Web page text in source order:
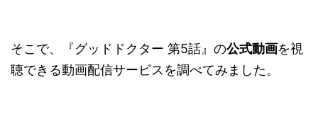
そこで、『グッドドクター 第5話』の公式動画を視
聴できる動画配信サービスを調べてみました。